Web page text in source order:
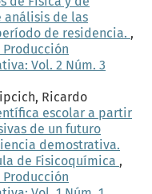
análisis de las
de residencia. ,
Vol. 2 Núm. 3
Ricardo
escolar a partir
de un futuro
demostrativa.
de Fisicoquímica ,